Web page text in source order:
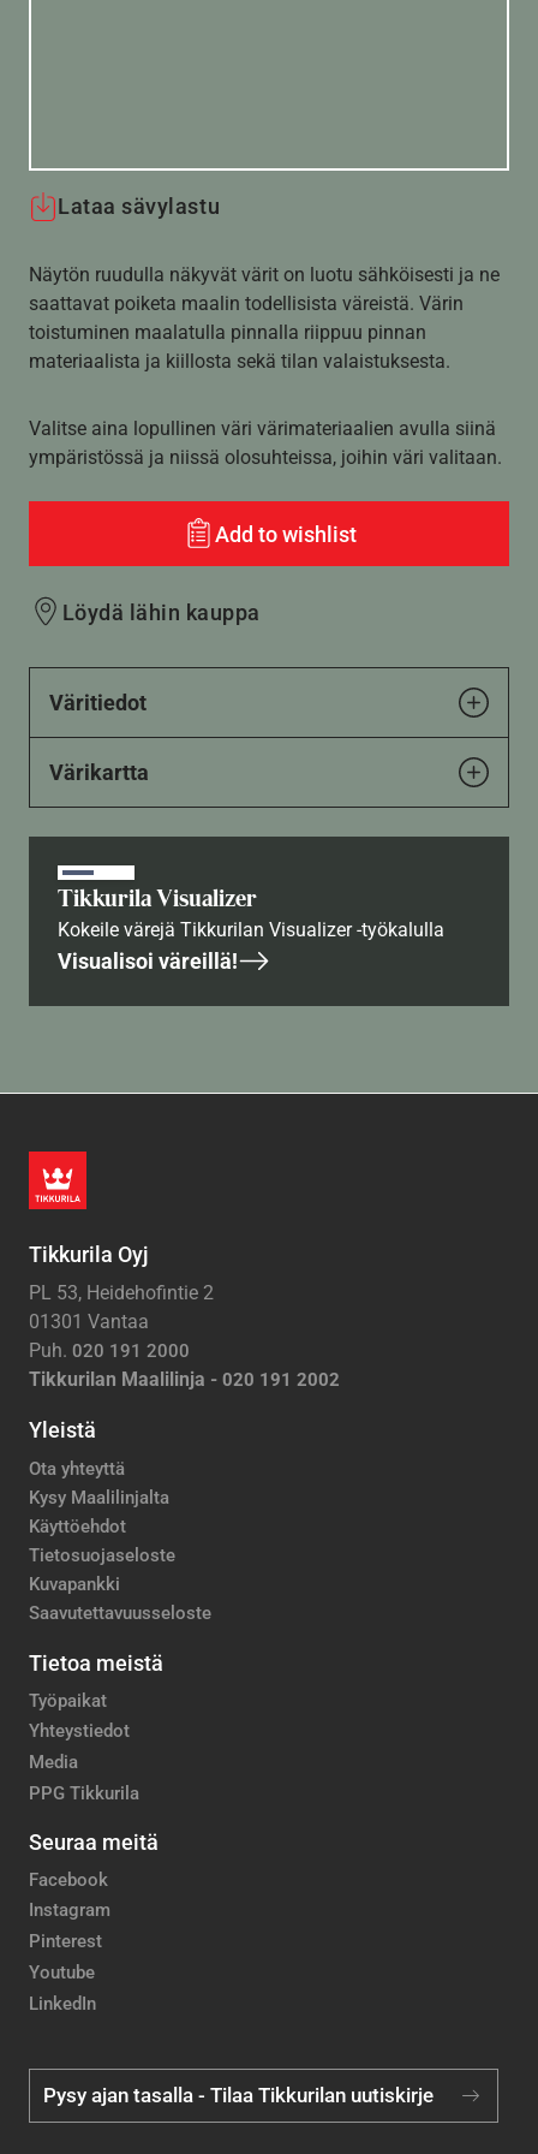
Lataa sävylastu
Näytön ruudulla näkyvät värit on luotu sähköisesti ja ne
saattavat poiketa maalin todellisista väreistä. Värin
toistuminen maalatulla pinnalla riippuu pinnan
materiaalista ja kiillosta sekä tilan valaistuksesta.
Valitse aina lopullinen väri värimateriaalien avulla siinä
ympäristössä ja niissä olosuhteissa, joihin väri valitaan.
Add to wishlist
Löydä lähin kauppa
Väritiedot
Värikartta
Tikkurila Visualizer
Kokeile värejä Tikkurilan Visualizer -työkalulla
Visualisoi väreillä!
Tikkurila Oyj
PL 53, Heidehofintie 2
01301 Vantaa
Puh. 020 191 2000
Tikkurilan Maalilinja - 020 191 2002
Yleistä
Ota yhteyttä
Kysy Maalilinjalta
Käyttöehdot
Tietosuojaseloste
Kuvapankki
Saavutettavuusseloste
Tietoa meistä
Työpaikat
Yhteystiedot
Media
PPG Tikkurila
Seuraa meitä
Facebook
Instagram
Pinterest
Youtube
LinkedIn
Pysy ajan tasalla - Tilaa Tikkurilan uutiskirje